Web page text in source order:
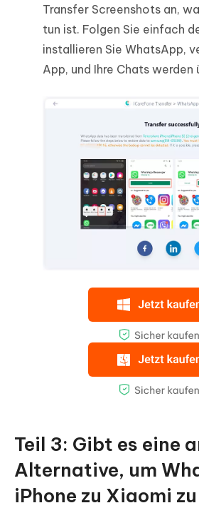
Transfer Screenshots an,
tun ist. Folgen Sie einfach
installieren Sie WhatsApp,
App, und Ihre Chats werden
Teil 3: Gibt es eine
Alternative, um
iPhone zu Xiaomi zu